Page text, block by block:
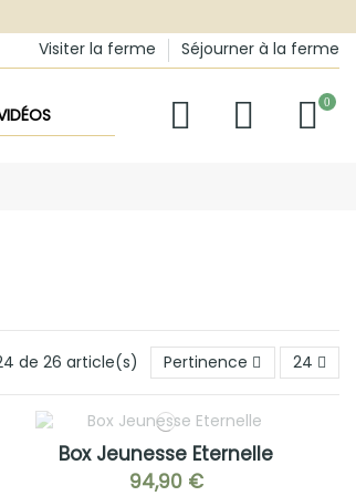
Visiter la ferme Séjourner à la ferme
0
de 26 article(s) Pertinence 24
Box Jeunesse Eternelle
94,90 €